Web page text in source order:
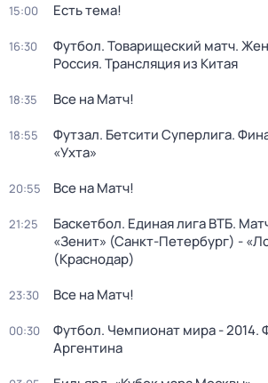
15:00 Есть тема!
16:30
Футбол. Товарищеский матч.
Россия. Трансляция из Китая
18:35 Все на Матч!
18:55
Футзал. Бетсити Суперлига.
«Ухта»
20:55 Все на Матч!
21:25
Баскетбол. Единая лига ВТБ.
«Зенит» (Санкт-Петербург) -
(Краснодар)
23:30 Все на Матч!
00:30
Футбол. Чемпионат мира - 2014.
Аргентина